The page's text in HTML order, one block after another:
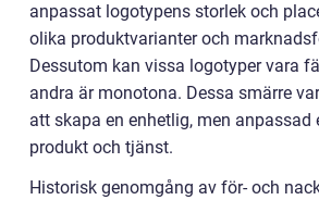
anpassat logotypens storlek och
olika produktvarianter och
Dessutom kan vissa logotyper vara
andra är monotona. Dessa smärre
att skapa en enhetlig, men anpassad
produkt och tjänst.
Historisk genomgång av för- och